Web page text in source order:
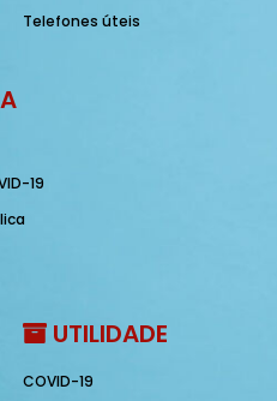
Telefones úteis
19
UTILIDADE
COVID-19